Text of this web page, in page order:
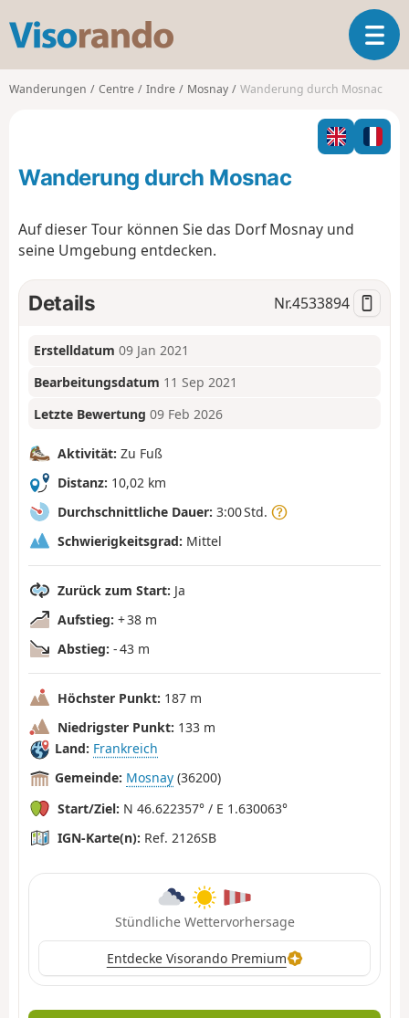
s
o
o
T
o
l
n
i
o
Wanderungen Centre Indre Mosnay Wanderung durch Mosnac
Wanderung durch Mosnac
Auf dieser Tour können Sie das Dorf Mosnay und
seine Umgebung entdecken.
Details Nr.4533894
Erstelldatum 09 Jan 2021
Bearbeitungsdatum 11 Sep 2021
Letzte Bewertung 09 Feb 2026
Aktivität: Zu Fuß
Distanz: 10,02 km
Durchschnittliche Dauer: 3:00 Std.
Schwierigkeitsgrad: Mittel
Zurück zum Start: Ja
Aufstieg: + 38 m
Abstieg: - 43 m
Höchster Punkt: 187 m
Niedrigster Punkt: 133 m
Land: Frankreich
Gemeinde: Mosnay (36200)
Start/Ziel: N 46.622357° / E 1.630063°
IGN-Karte(n): Ref. 2126SB
Stündliche Wettervorhersage
Entdecke Visorando Premium